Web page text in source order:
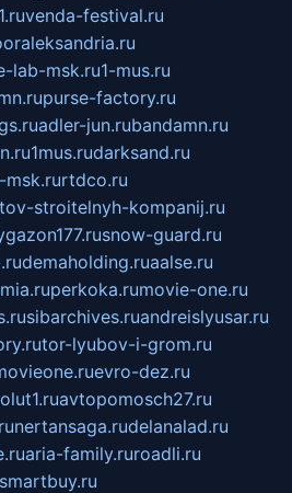
venda-festival.ru
lab-msk.ru1-mus.ru
purse-factory.ru
adler-jun.rubandamn.ru
1mus.rudarksand.ru
msk.rurtdco.ru
stroitelnyh-kompanij.ru
snow-guard.ru
demaholding.ruaalse.ru
perkoka.rumovie-one.ru
sibarchives.ruandreislyusar.ru
tor-lyubov-i-grom.ru
evro-dez.ru
avtopomosch27.ru
nertansaga.rudelanalad.ru
aria-family.ruroadli.ru